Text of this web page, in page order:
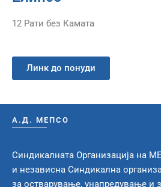
12 Рати без Камата
Линк до понуди
А.Д. МЕПСО
Синдикалната Организација на
и независна Синдикална
за остварување, унапредување и